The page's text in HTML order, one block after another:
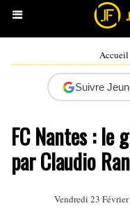
Accueil
Suivre
FC Nantes : le
par Claudio
Vendredi 23